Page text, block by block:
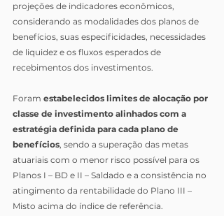
projeções de indicadores econômicos,
considerando as modalidades dos planos de
benefícios, suas especificidades, necessidades
de liquidez e os fluxos esperados de
recebimentos dos investimentos.
Foram estabelecidos limites de alocação por
classe de investimento alinhados com a
estratégia definida para cada plano de
benefícios, sendo a superação das metas
atuariais com o menor risco possível para os
Planos I – BD e II – Saldado e a consistência no
atingimento da rentabilidade do Plano III –
Misto acima do índice de referência.